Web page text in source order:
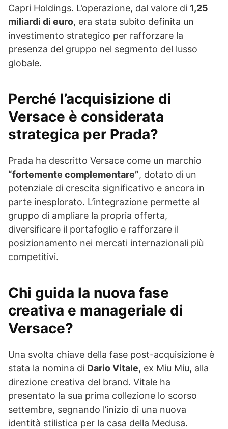
Capri Holdings. L’operazione, dal valore di 1,25
miliardi di euro, era stata subito definita un
investimento strategico per rafforzare la
presenza del gruppo nel segmento del lusso
globale.
Perché l’acquisizione di
Versace è considerata
strategica per Prada?
Prada ha descritto Versace come un marchio
“fortemente complementare”, dotato di un
potenziale di crescita significativo e ancora in
parte inesplorato. L’integrazione permette al
gruppo di ampliare la propria offerta,
diversificare il portafoglio e rafforzare il
posizionamento nei mercati internazionali più
competitivi.
Chi guida la nuova fase
creativa e manageriale di
Versace?
Una svolta chiave della fase post-acquisizione è
stata la nomina di Dario Vitale, ex Miu Miu, alla
direzione creativa del brand. Vitale ha
presentato la sua prima collezione lo scorso
settembre, segnando l’inizio di una nuova
identità stilistica per la casa della Medusa.